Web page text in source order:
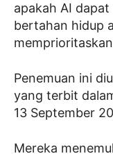
apakah AI
bertahan hidup
Penemuan ini
yang terbit
13 September
Mereka